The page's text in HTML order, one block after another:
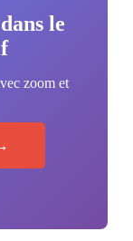
le
zoom et